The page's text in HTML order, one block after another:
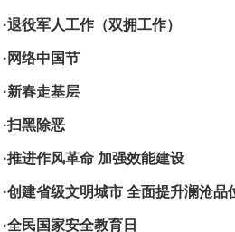
·退役军人工作（双拥工作）
·网络中国节
·新春走基层
·扫黑除恶
·推进作风革命 加强效能建设
·创建省级文明城市 全面提升澜沧品
·全民国家安全教育日